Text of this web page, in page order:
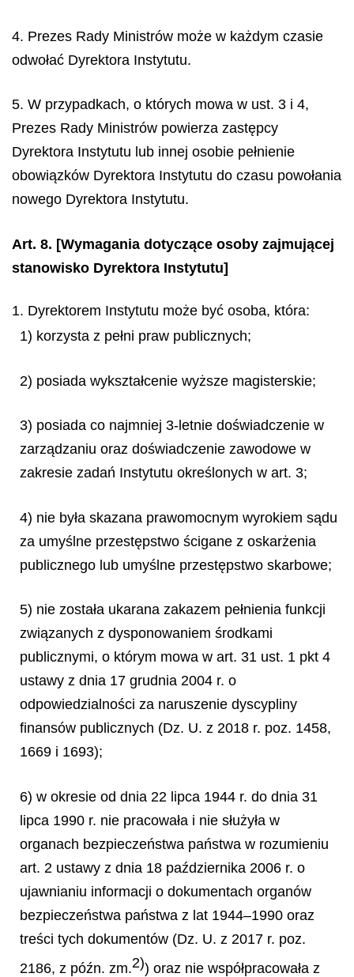
4. Prezes Rady Ministrów może w każdym czasie
odwołać Dyrektora Instytutu.
5. W przypadkach, o których mowa w ust. 3 i 4,
Prezes Rady Ministrów powierza zastępcy
Dyrektora Instytutu lub innej osobie pełnienie
obowiązków Dyrektora Instytutu do czasu powołania
nowego Dyrektora Instytutu.
Art. 8. [Wymagania dotyczące osoby zajmującej
stanowisko Dyrektora Instytutu]
1. Dyrektorem Instytutu może być osoba, która:
1) korzysta z pełni praw publicznych;
2) posiada wykształcenie wyższe magisterskie;
3) posiada co najmniej 3-letnie doświadczenie w
zarządzaniu oraz doświadczenie zawodowe w
zakresie zadań Instytutu określonych w art. 3;
4) nie była skazana prawomocnym wyrokiem sądu
za umyślne przestępstwo ścigane z oskarżenia
publicznego lub umyślne przestępstwo skarbowe;
5) nie została ukarana zakazem pełnienia funkcji
związanych z dysponowaniem środkami
publicznymi, o którym mowa w art. 31 ust. 1 pkt 4
ustawy z dnia 17 grudnia 2004 r. o
odpowiedzialności za naruszenie dyscypliny
finansów publicznych (Dz. U. z 2018 r. poz. 1458,
1669 i 1693);
6) w okresie od dnia 22 lipca 1944 r. do dnia 31
lipca 1990 r. nie pracowała i nie służyła w
organach bezpieczeństwa państwa w rozumieniu
art. 2 ustawy z dnia 18 października 2006 r. o
ujawnianiu informacji o dokumentach organów
bezpieczeństwa państwa z lat 1944–1990 oraz
treści tych dokumentów (Dz. U. z 2017 r. poz.
2186, z późn. zm.2)) oraz nie współpracowała z